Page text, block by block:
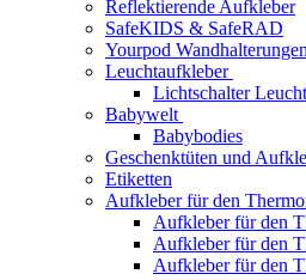
Reflektierende Aufkleber
SafeKIDS & SafeRAD
Yourpod Wandhalterungen
Leuchtaufkleber
Lichtschalter
Babywelt
Babybodies
Geschenktüten und
Etiketten
Aufkleber für den
Aufkleber für den
Aufkleber für den
Aufkleber für den